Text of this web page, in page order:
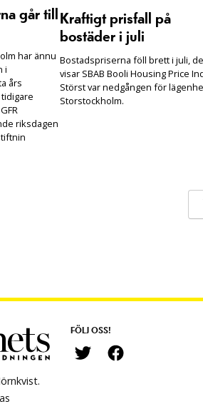
går till
har ännu
i
års
riksdagen
Kraftigt prisfall på
bostäder i juli
Bostadspriserna föll brett i juli,
visar SBAB Booli Housing Price
Störst var nedgången för
Storstockholm.
FÖLJ OSS!